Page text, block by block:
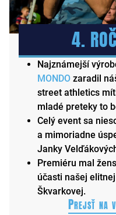
4.
Najznámejší
MONDO zaradil
street athletics
mladé preteky to
Celý event sa
a mimoriadne
Janky
Premiéru mal
účasti našej
Škvarkovej.
Prejsť na